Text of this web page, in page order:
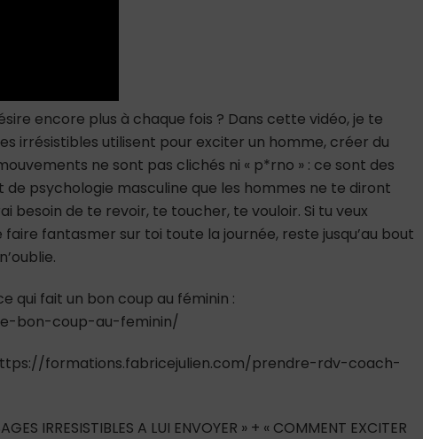
encore plus à chaque fois ? Dans cette vidéo, je te
irrésistibles utilisent pour exciter un homme, créer du
ne sont pas clichés ni « p*rno » : ce sont des
psychologie masculine que les hommes ne te diront
besoin de te revoir, te toucher, te vouloir. Si tu veux
fantasmer sur toi toute la journée, reste jusqu’au bout
qui fait un bon coup au féminin :
bon-coup-au-feminin/
formations.fabricejulien.com/prendre-rdv-coach-
IRRESISTIBLES A LUI ENVOYER » + « COMMENT EXCITER